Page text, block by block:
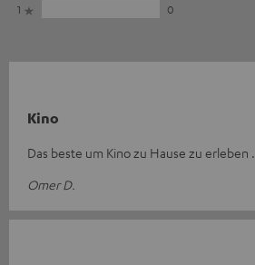
1
0
Kino
Das beste um Kino zu Hause zu erleben .
Omer D.